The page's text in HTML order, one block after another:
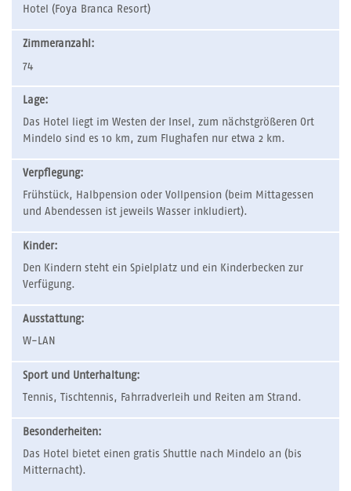
Hotel (Foya Branca Resort)
Zimmeranzahl:
74
Lage:
Das Hotel liegt im Westen der Insel, zum nächstgrößeren Ort
Mindelo sind es 10 km, zum Flughafen nur etwa 2 km.
Verpflegung:
Frühstück, Halbpension oder Vollpension (beim Mittagessen
und Abendessen ist jeweils Wasser inkludiert).
Kinder:
Den Kindern steht ein Spielplatz und ein Kinderbecken zur
Verfügung.
Ausstattung:
W-LAN
Sport und Unterhaltung:
Tennis, Tischtennis, Fahrradverleih und Reiten am Strand.
Besonderheiten:
Das Hotel bietet einen gratis Shuttle nach Mindelo an (bis
Mitternacht).